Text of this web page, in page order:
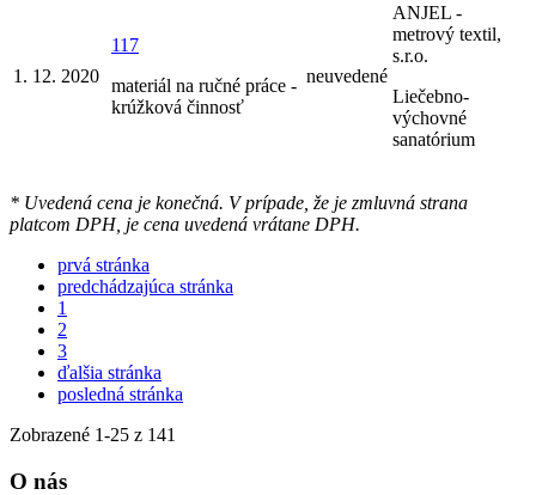
1. 12. 2020
117
materiál na ručné práce -
krúžková činnosť
neuvedené
ANJEL -
metrový textil,
s.r.o.
Liečebno-
výchovné
sanatórium
* Uvedená cena je konečná. V prípade, že je zmluvná strana
platcom DPH, je cena uvedená vrátane DPH.
prvá stránka
predchádzajúca stránka
1
2
3
ďalšia stránka
posledná stránka
Zobrazené 1-25 z 141
O nás